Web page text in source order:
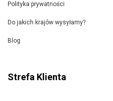
Polityka prywatności
Do jakich krajów wysyłamy?
Blog
Strefa Klienta